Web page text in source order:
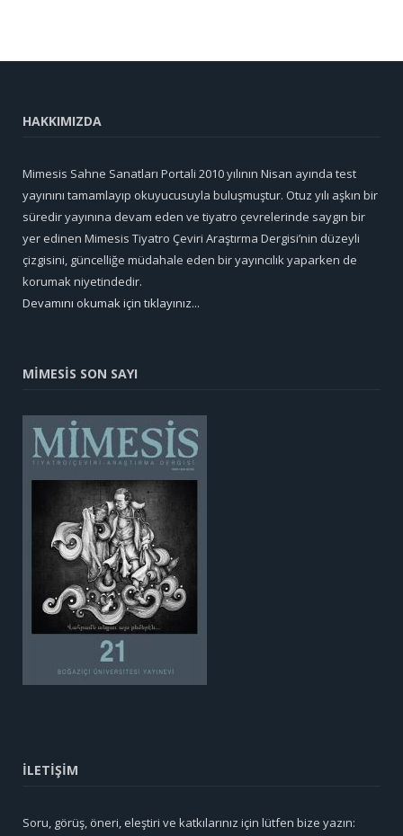
HAKKIMIZDA
Mimesis Sahne Sanatları Portali 2010 yılının Nisan ayında test
yayınını tamamlayıp okuyucusuyla buluşmuştur. Otuz yılı aşkın bir
süredir yayınına devam eden ve tiyatro çevrelerinde saygın bir
yer edinen Mimesis Tiyatro Çeviri Araştırma Dergisi’nin düzeyli
çizgisini, güncelliğe müdahale eden bir yayıncılık yaparken de
korumak niyetindedir.
Devamını okumak için tıklayınız...
MİMESİS SON SAYI
İLETİŞİM
Soru, görüş, öneri, eleştiri ve katkılarınız için lütfen bize yazın: